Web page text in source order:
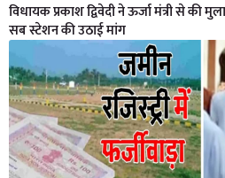
विधायक प्रकाश द्विवेदी ने ऊर्जा मंत्री से की
सब स्टेशन की उठाई मांग